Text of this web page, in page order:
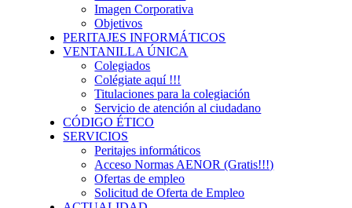
Imagen Corporativa
Objetivos
PERITAJES INFORMÁTICOS
VENTANILLA ÚNICA
Colegiados
Colégiate aquí !!!
Titulaciones para la colegiación
Servicio de atención al ciudadano
CÓDIGO ÉTICO
SERVICIOS
Peritajes informáticos
Acceso Normas AENOR (Gratis!!!)
Ofertas de empleo
Solicitud de Oferta de Empleo